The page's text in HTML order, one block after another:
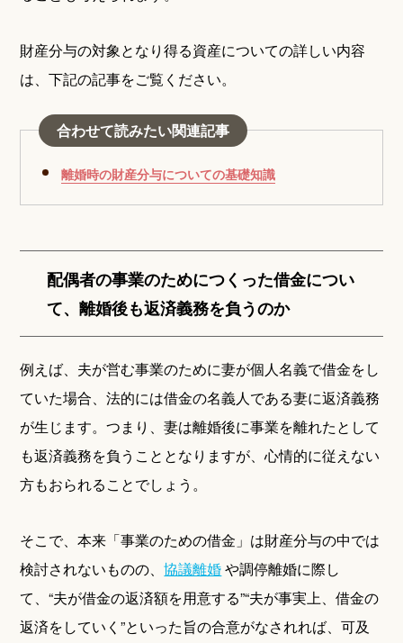
財産分与の対象となり得る資産についての詳しい内容
は、下記の記事をご覧ください。
合わせて読みたい関連記事
離婚時の財産分与についての基礎知識
配偶者の事業のためにつくった借金につい
て、離婚後も返済義務を負うのか
例えば、夫が営む事業のために妻が個人名義で借金をし
ていた場合、法的には借金の名義人である妻に返済義務
が生じます。つまり、妻は離婚後に事業を離れたとして
も返済義務を負うこととなりますが、心情的に従えない
方もおられることでしょう。
そこで、本来「事業のための借金」は財産分与の中では
検討されないものの、協議離婚や調停離婚に際し
て、“夫が借金の返済額を用意する”“夫が事実上、借金の
返済をしていく”といった旨の合意がなされれば、可及